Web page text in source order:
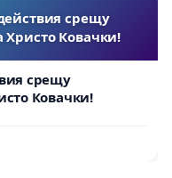
срещу
Ковачки!
срещу
Ковачки!